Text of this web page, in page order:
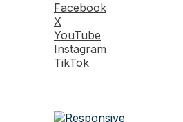
Facebook
X
YouTube
Instagram
TikTok